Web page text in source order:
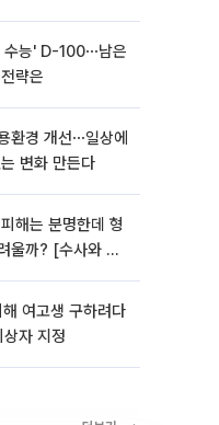
수능' D-100⋯남은
략은
환경 개선⋯일상에
변화 만든다
해는 분명한데 형
울까? [수사와 재
여고생 구하려다
자 지정